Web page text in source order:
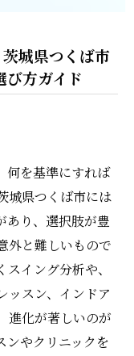
城県つくば市
び方ガイド
何を基準にすれば
城県つくば市には
あり、選択肢が豊
外と難しいもので
イング分析や、
ッスン、インドア
進化が著しいのが
ンやクリニックを